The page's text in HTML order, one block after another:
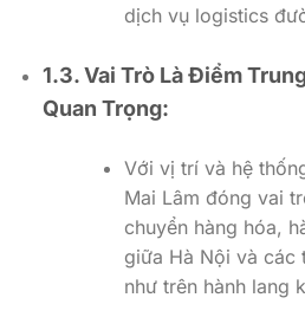
dịch vụ logistics
1.3. Vai Trò Là Điểm
Quan Trọng:
Với vị trí và hệ
Mai Lâm đóng vai
chuyển hàng hóa,
giữa Hà Nội và các
như trên hành lang